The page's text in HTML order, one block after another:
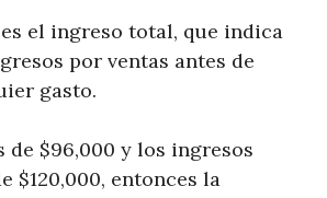
el ingreso total, que indica
por ventas antes de
gasto.
de $96,000 y los ingresos
$120,000, entonces la